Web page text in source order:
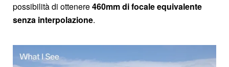
possibilità di ottenere460mm di focale equivalente
senza interpolazione.